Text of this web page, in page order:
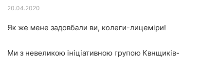
20.04.2020
Як же мене задовбали ви, колеги-лицеміри!
Ми з невеликою ініціативною групою Квнщиків-